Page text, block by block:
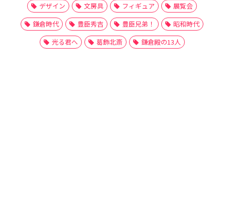
デザイン
文房具 フィギュア
展覧会
鎌倉時代
豊臣秀吉 豊臣兄弟！
昭和時代
光る君へ
葛飾北斎 鎌倉殿の13人